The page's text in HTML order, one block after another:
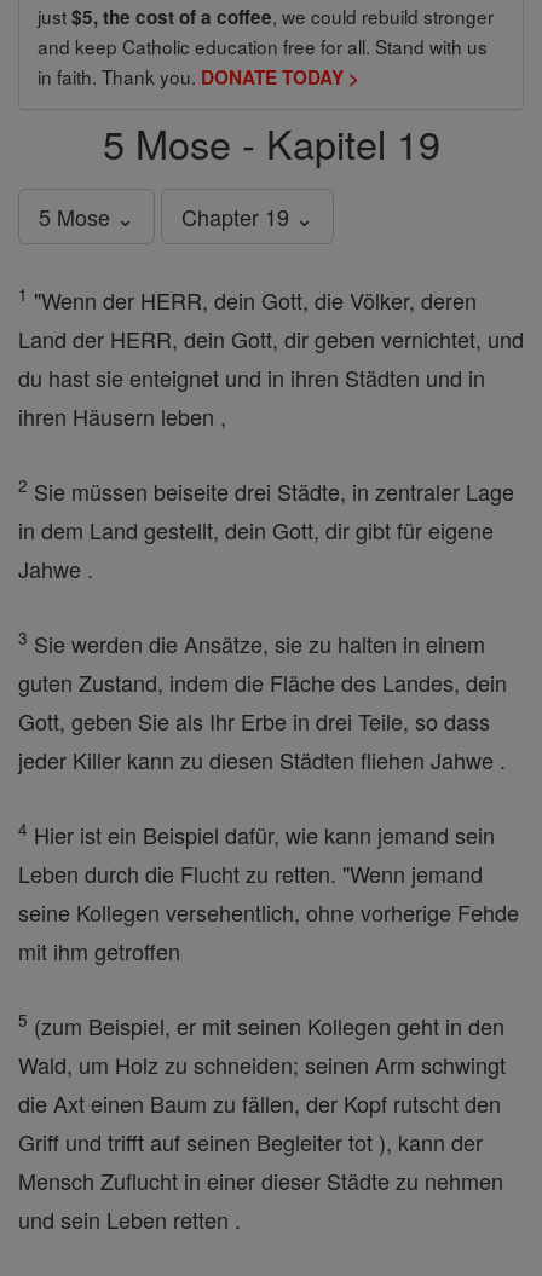
just$5, the cost of a coffee, we could rebuild stronger
and keep Catholic education free for all. Stand with us
in faith. Thank you. DONATE TODAY >
5 Mose - Kapitel 19
5 Mose ⌄ Chapter 19 ⌄
1 "Wenn der HERR, dein Gott, die Völker, deren
Land der HERR, dein Gott, dir geben vernichtet, und
du hast sie enteignet und in ihren Städten und in
ihren Häusern leben ,
2 Sie müssen beiseite drei Städte, in zentraler Lage
in dem Land gestellt, dein Gott, dir gibt für eigene
Jahwe .
3 Sie werden die Ansätze, sie zu halten in einem
guten Zustand, indem die Fläche des Landes, dein
Gott, geben Sie als Ihr Erbe in drei Teile, so dass
jeder Killer kann zu diesen Städten fliehen Jahwe .
4 Hier ist ein Beispiel dafür, wie kann jemand sein
Leben durch die Flucht zu retten. "Wenn jemand
seine Kollegen versehentlich, ohne vorherige Fehde
mit ihm getroffen
5 (zum Beispiel, er mit seinen Kollegen geht in den
Wald, um Holz zu schneiden; seinen Arm schwingt
die Axt einen Baum zu fällen, der Kopf rutscht den
Griff und trifft auf seinen Begleiter tot ), kann der
Mensch Zuflucht in einer dieser Städte zu nehmen
und sein Leben retten .